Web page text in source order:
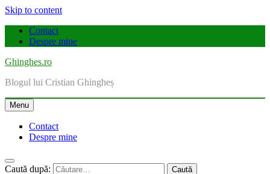
Skip to content
Contact
Despre mine
Ghinghes.ro
Blogul lui Cristian Ghingheș
Menu
Contact
Despre mine
Caută după: